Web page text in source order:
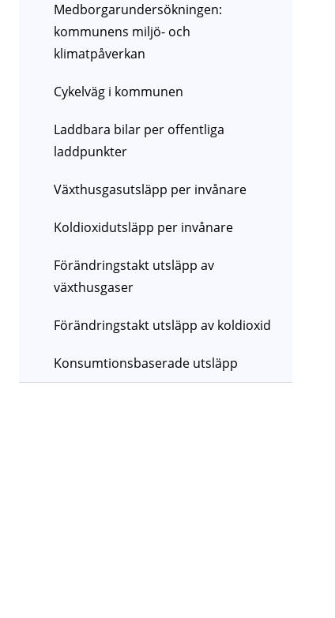
Medborgarundersökningen:
kommunens miljö- och
klimatpåverkan
Cykelväg i kommunen
Laddbara bilar per offentliga
laddpunkter
Växthusgasutsläpp per invånare
Koldioxidutsläpp per invånare
Förändringstakt utsläpp av
växthusgaser
Förändringstakt utsläpp av koldioxid
Konsumtionsbaserade utsläpp